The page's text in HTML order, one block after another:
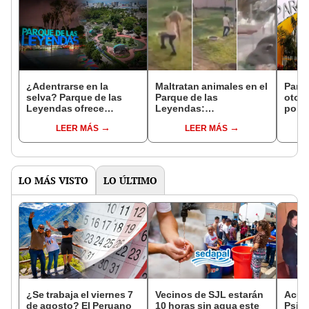
¿Adentrarse en la
selva? Parque de las
Leyendas ofrece
fechas, precio y más
actividades
LEER MÁS
Maltratan animales en el
Parque de las
Leyendas:
TikTok en vivo
LEER MÁS
por
LO MÁS VISTO LO ÚLTIMO
¿Se trabaja el viernes 7
de agosto? El Peruano
Vecinos de SJL estarán
10 horas sin agua este